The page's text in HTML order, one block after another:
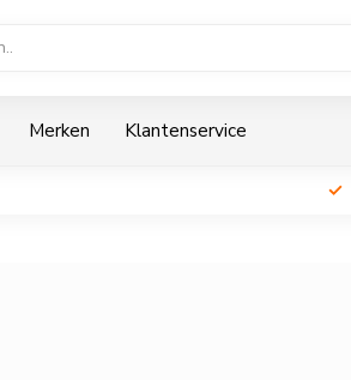
Merken Klantenservice